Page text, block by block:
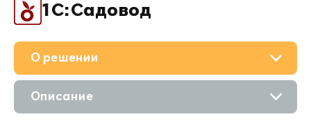
1С:Садовод
О решении
Приобретение
Описание